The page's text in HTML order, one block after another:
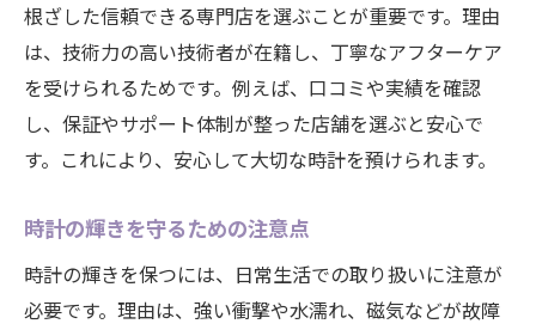
根ざした信頼できる専門店を選ぶことが重要です。理由
は、技術力の高い技術者が在籍し、丁寧なアフターケア
を受けられるためです。例えば、口コミや実績を確認
し、保証やサポート体制が整った店舗を選ぶと安心で
す。これにより、安心して大切な時計を預けられます。
時計の輝きを守るための注意点
時計の輝きを保つには、日常生活での取り扱いに注意が
必要です。理由は、強い衝撃や水濡れ、磁気などが故障